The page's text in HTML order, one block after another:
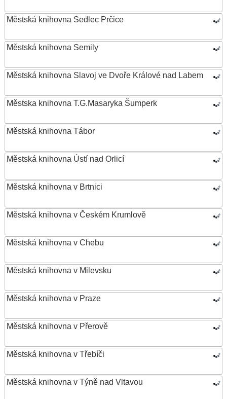
Městská knihovna Sedlec Prčice
Městská knihovna Semily
Městská knihovna Slavoj ve Dvoře Králové nad Labem
Městska knihovna T.G.Masaryka Šumperk
Městská knihovna Tábor
Městská knihovna Ústí nad Orlicí
Městská knihovna v Brtnici
Městská knihovna v Českém Krumlově
Městská knihovna v Chebu
Městská knihovna v Milevsku
Městská knihovna v Praze
Městská knihovna v Přerově
Městská knihovna v Třebíči
Městská knihovna v Týně nad Vltavou